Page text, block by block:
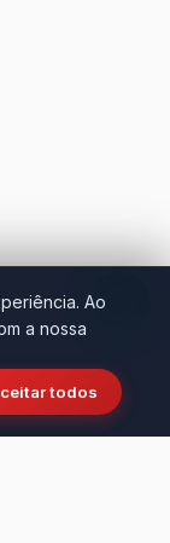
Ao
a nossa
todos